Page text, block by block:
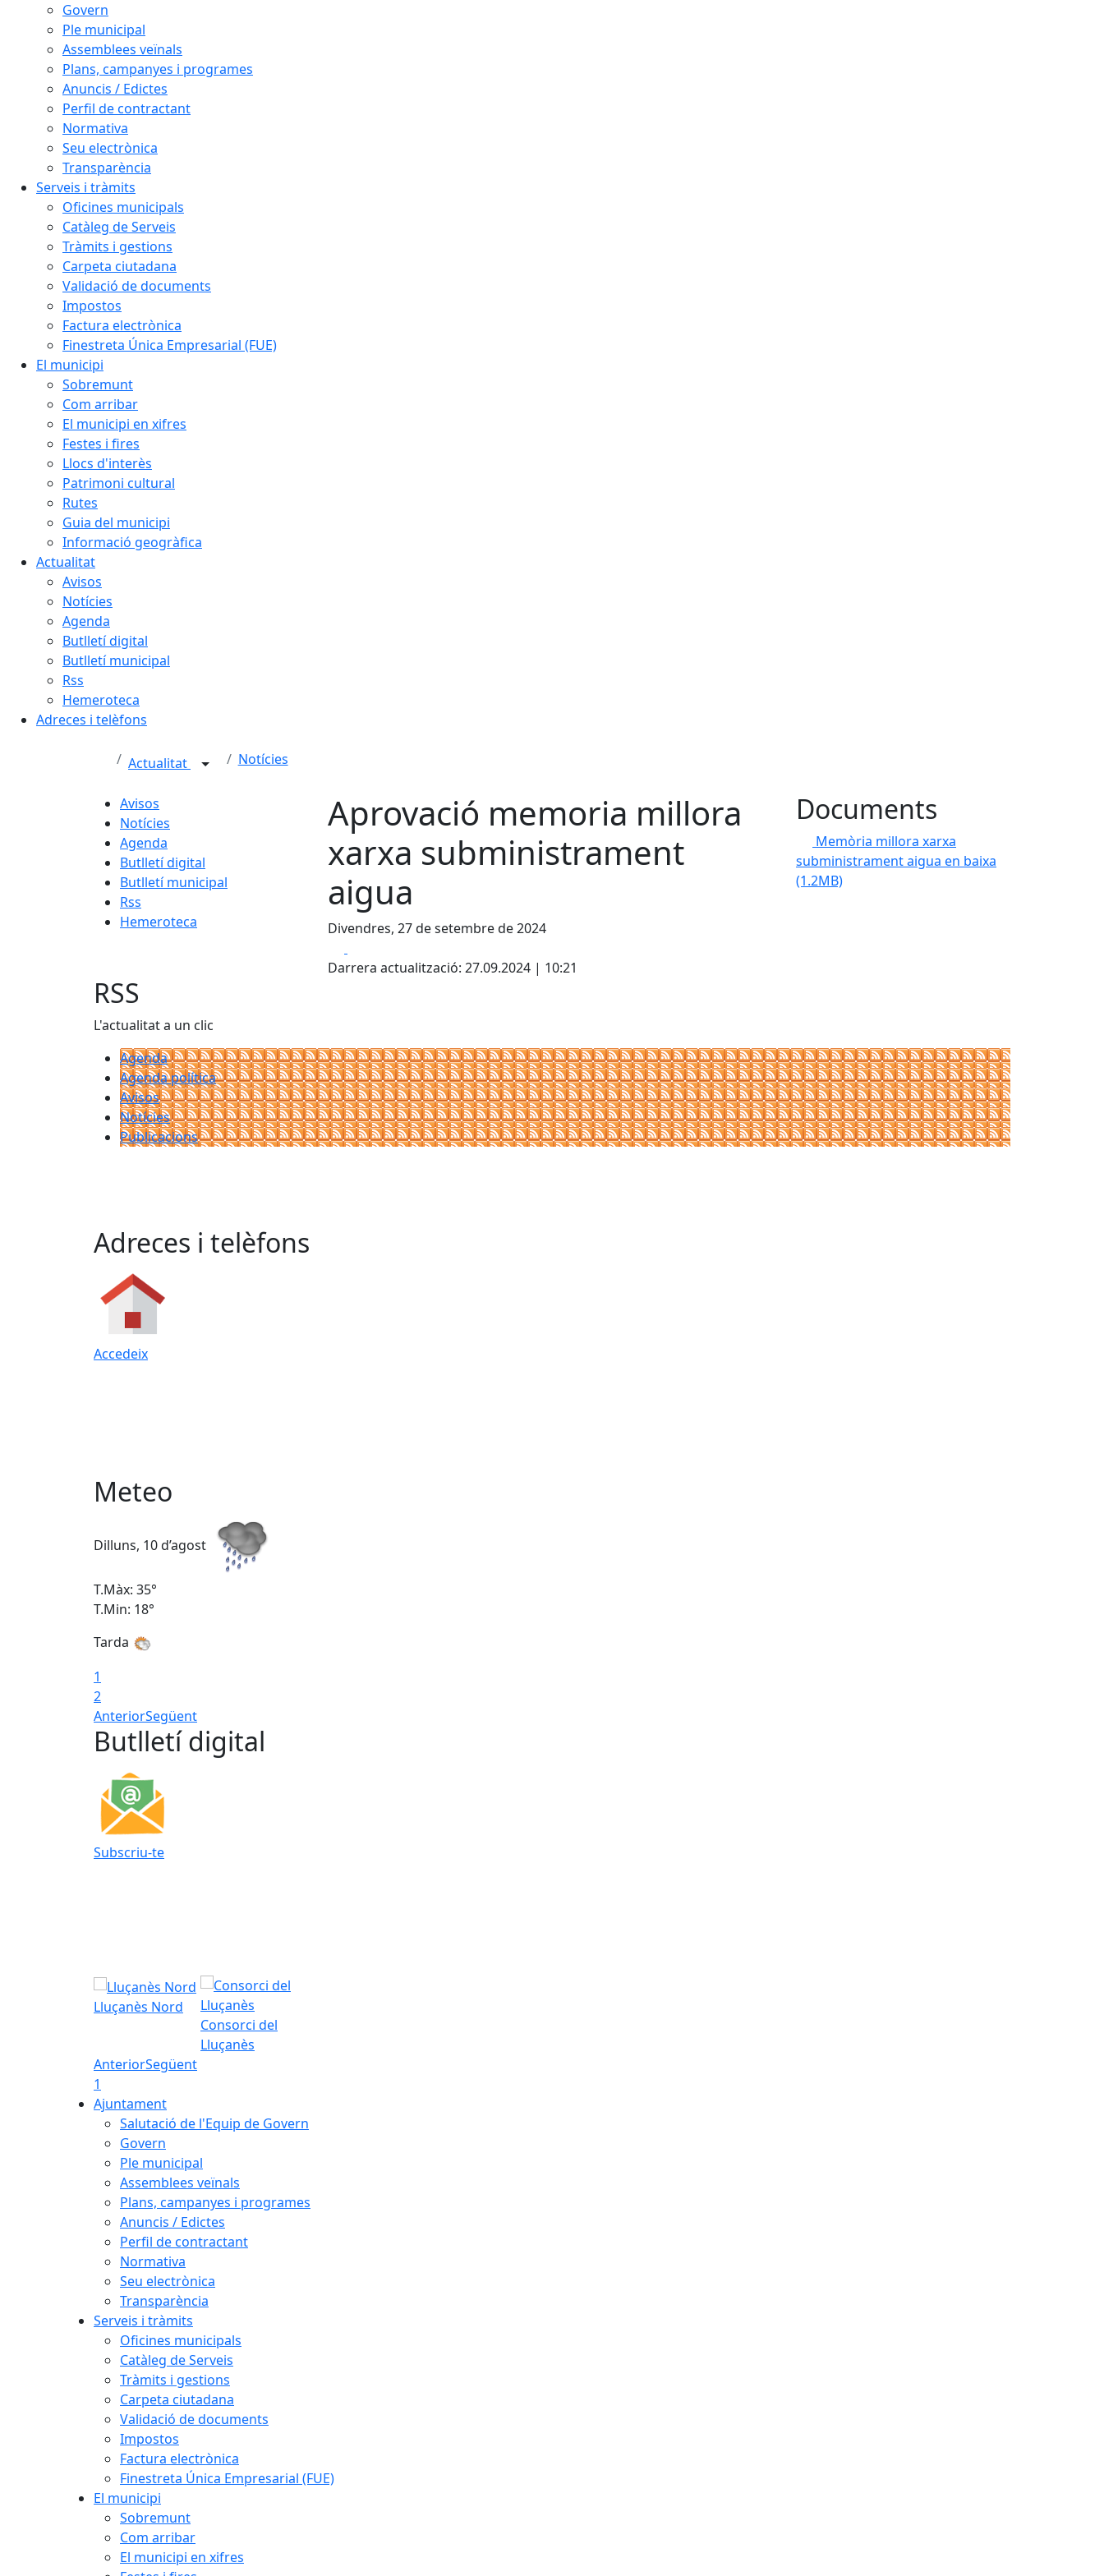
Govern
Ple municipal
Assemblees veïnals
Plans, campanyes i programes
Anuncis / Edictes
Perfil de contractant
Normativa
Seu electrònica
Transparència
Serveis i tràmits
Oficines municipals
Catàleg de Serveis
Tràmits i gestions
Carpeta ciutadana
Validació de documents
Impostos
Factura electrònica
Finestreta Única Empresarial (FUE)
El municipi
Sobremunt
Com arribar
El municipi en xifres
Festes i fires
Llocs d'interès
Patrimoni cultural
Rutes
Guia del municipi
Informació geogràfica
Actualitat
Avisos
Notícies
Agenda
Butlletí digital
Butlletí municipal
Rss
Hemeroteca
Adreces i telèfons
Actualitat Notícies
Avisos
Notícies
Agenda
Butlletí digital
Butlletí municipal
Rss
Hemeroteca
Aprovació memoria millora
xarxa subministrament
aigua
Divendres, 27 de setembre de 2024
Darrera actualització: 27.09.2024 | 10:21
Documents
Memòria millora xarxa
subministrament aigua en baixa
(1.2MB)
RSS
L'actualitat a un clic
Agenda
Agenda política
Avisos
Notícies
Publicacions
Adreces i telèfons
Accedeix
Meteo
Dilluns, 10 d’agost
T.Màx: 35°
T.Min: 18°
Tarda
1
2
AnteriorSegüent
Butlletí digital
Subscriu-te
Lluçanès Nord
Consorci del
Lluçanès
AnteriorSegüent
1
Ajuntament
Salutació de l'Equip de Govern
Govern
Ple municipal
Assemblees veïnals
Plans, campanyes i programes
Anuncis / Edictes
Perfil de contractant
Normativa
Seu electrònica
Transparència
Serveis i tràmits
Oficines municipals
Catàleg de Serveis
Tràmits i gestions
Carpeta ciutadana
Validació de documents
Impostos
Factura electrònica
Finestreta Única Empresarial (FUE)
El municipi
Sobremunt
Com arribar
El municipi en xifres